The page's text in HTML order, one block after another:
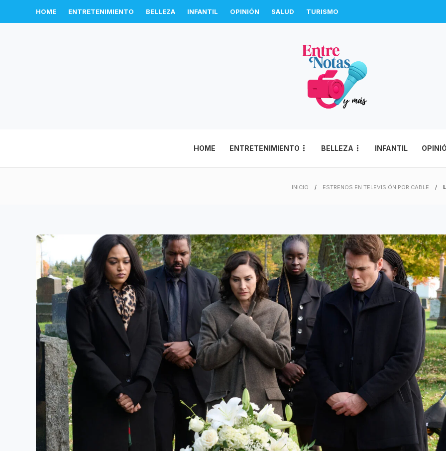
HOME ENTRETENIMIENTO BELLEZA INFANTIL OPINIÓN SALUD TURISMO
HOME ENTRETENIMIENTO BELLEZA INFANTIL
INICIO ESTRENOS EN TELEVISIÓN POR CABLE